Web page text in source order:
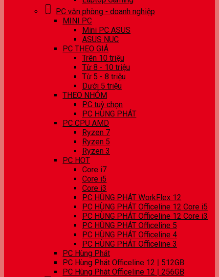
PC văn phòng - doanh nghiệp
MINI PC
Mini PC ASUS
ASUS NUC
PC THEO GIÁ
Trên 10 triệu
Từ 8 - 10 triệu
Từ 5 - 8 triệu
Dưới 5 triệu
THEO NHÓM
PC tuỳ chọn
PC HÙNG PHÁT
PC CPU AMD
Ryzen 7
Ryzen 5
Ryzen 3
PC HOT
Core i7
Core i5
Core i3
PC HÙNG PHÁT WorkFlex 12
PC HÙNG PHÁT Officeline 12 Core i5
PC HÙNG PHÁT Officeline 12 Core i3
PC HÙNG PHÁT Officeline 5
PC HÙNG PHÁT Officeline 4
PC HÙNG PHÁT Officeline 3
PC Hùng Phát
PC Hùng Phát Officeline 12 | 512GB
PC Hùng Phát Officeline 12 | 256GB